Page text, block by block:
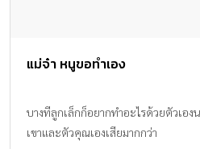
แม่จ๋า หนูขอทำเอง
บางทีลูกเล็กก็อยากทำอะไรด้วยตัวเอ
เขาและตัวคุณเองเสียมากกว่า